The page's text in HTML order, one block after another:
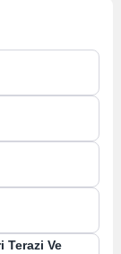
Terazi Ve